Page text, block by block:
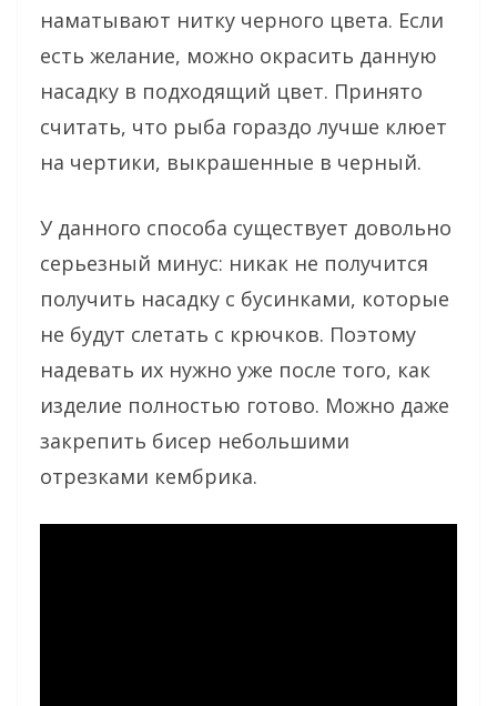
наматывают нитку черного цвета. Если
есть желание, можно окрасить данную
насадку в подходящий цвет. Принято
считать, что рыба гораздо лучше клюет
на чертики, выкрашенные в черный.
У данного способа существует довольно
серьезный минус: никак не получится
получить насадку с бусинками, которые
не будут слетать с крючков. Поэтому
надевать их нужно уже после того, как
изделие полностью готово. Можно даже
закрепить бисер небольшими
отрезками кембрика.